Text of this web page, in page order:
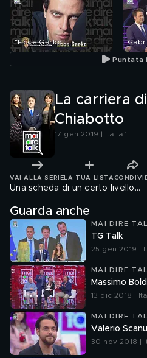
"Ecce Garko"
Puntata
La carriera
Chiabotto
17 gen 2019 | Italia 1
VAI ALLA SERIE LA TUA LISTA
Una scheda di un certo livello...
Guarda anche
MAI DIRE
TG Talk
25 gen 2019 |
MAI DIRE
Massimo
13 dic 2018 |
MAI DIRE
Valerio Scanu
30 nov 2018 |